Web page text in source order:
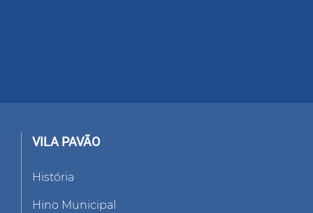
VILA PAVÃO
História
Hino Municipal